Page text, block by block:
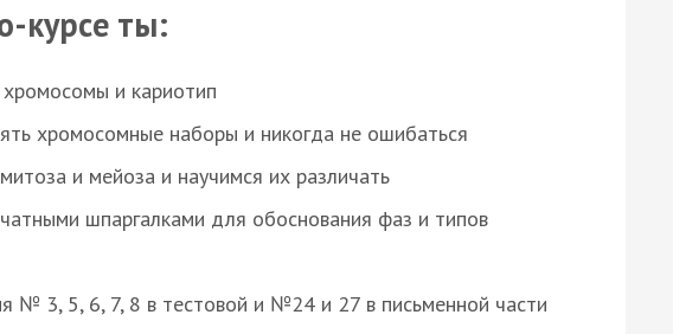
курсе ты:
и кариотип
хромосомные наборы и никогда не ошибаться
и мейоза и научимся их различать
шпаргалками для обоснования фаз и типов
№ 3, 5, 6, 7, 8 в тестовой и №24 и 27 в письменной части